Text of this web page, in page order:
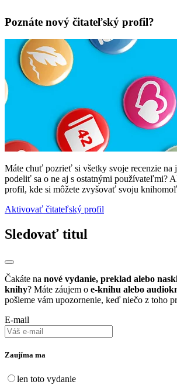
Poznáte nový čitateľský profil?
Máte chuť pozrieť si všetky svoje recenzie na
podeliť sa o ne aj s ostatnými používateľmi?
profil, kde si môžete zvyšovať svoju
Aktivovať čitateľský profil
Sledovať titul
Čakáte na nové vydanie, preklad alebo
knihy? Máte záujem o e-knihu alebo
pošleme vám upozornenie, keď niečo z toho
E-mail
Zaujíma ma
len toto vydanie